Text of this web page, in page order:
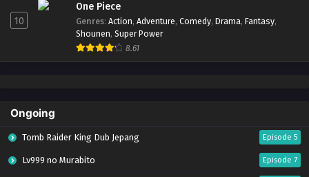
10
One Piece
Genres: Action, Adventure, Comedy, Drama, Fantasy,
Shounen, Super Power
8.61
Ongoing
Tomb Raider King Dub Jepang Episode 5
Lv999 no Murabito Episode 7